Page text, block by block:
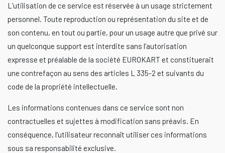
L’utilisation de ce service est réservée à un usage strictement
personnel. Toute reproduction ou représentation du site et de
son contenu, en tout ou partie, pour un usage autre que privé sur
un quelconque support est interdite sans l’autorisation
expresse et préalable de la société EUROKART et constituerait
une contrefaçon au sens des articles L 335-2 et suivants du
code de la propriété intellectuelle.
Les informations contenues dans ce service sont non
contractuelles et sujettes à modification sans préavis. En
conséquence, l’utilisateur reconnaît utiliser ces informations
sous sa responsabilité exclusive.